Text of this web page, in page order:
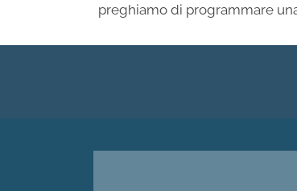
preghiamo di programmare